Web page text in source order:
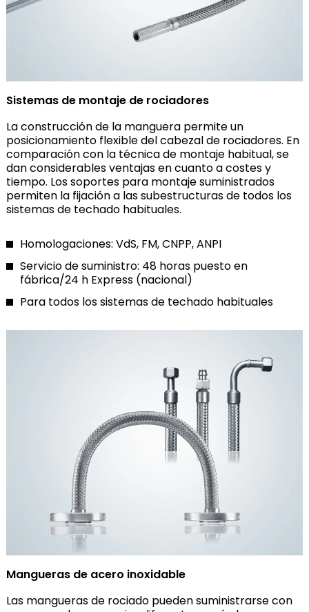
Sistemas de montaje de rociadores
La construcción de la manguera permite un
posicionamiento flexible del cabezal de rociadores. En
comparación con la técnica de montaje habitual, se
dan considerables ventajas en cuanto a costes y
tiempo. Los soportes para montaje suministrados
permiten la fijación a las subestructuras de todos los
sistemas de techado habituales.
Homologaciones: VdS, FM, CNPP, ANPI
Servicio de suministro: 48 horas puesto en
fábrica/24 h Express (nacional)
Para todos los sistemas de techado habituales
Mangueras de acero inoxidable
Las mangueras de rociado pueden suministrarse con